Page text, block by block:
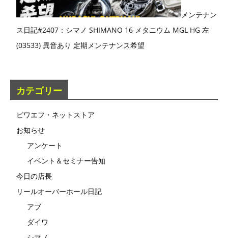
メンテナン
ス日記#2407：シマノ SHIMANO 16 メタニウム MGL HG 左
(03533) 異音あり 定期メンテナンス希望
カテゴリー
ビワエフ・ネットストア
お知らせ
アンケート
イベント＆セミナー告知
今日の店長
リールオーバーホール日記
アブ
ダイワ